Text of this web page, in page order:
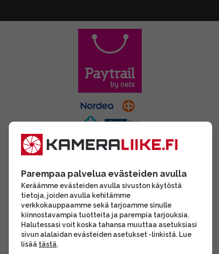
Parempaa palvelua evästeiden avulla
Keräämme evästeiden avulla sivuston käytöstä
tietoja, joiden avulla kehitämme
verkkokauppaamme sekä tarjoamme sinulle
kiinnostavampia tuotteita ja parempia tarjouksia.
Halutessasi voit koska tahansa muuttaa asetuksiasi
sivun alalaidan evästeiden asetukset -linkistä. Lue
lisää tästä.